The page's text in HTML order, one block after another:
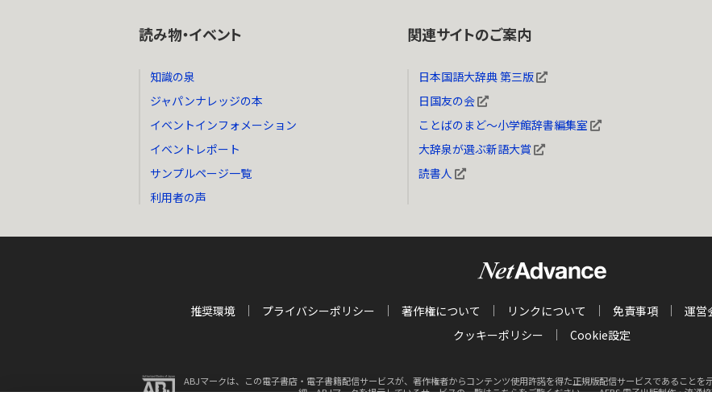
読み物・イベント
知識の泉
ジャパンナレッジの本
イベントインフォメーション
イベントレポート
サンプルページ一覧
利用者の声
関連サイトのご案内
日本国語大辞典 第三版
日国友の会
ことばのまど～小学館辞書編集室
大辞泉が選ぶ新語大賞
読書人
推奨環境 プライバシーポリシー 著作権について リンクについて 免責事項 運営
クッキーポリシー
Cookie設定
ABJマークは、この電子書店・電子書籍配信サービスが、著作権者からコンテンツ使用許諾を得た正規版配信サービスであることを
細、ABJマークを掲示しているサービスの一覧はこちらをご覧ください。
AEBS 電子出版制作・流通